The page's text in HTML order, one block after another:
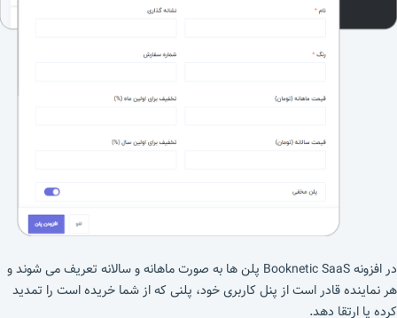
در افزونه Booknetic SaaS پلن ها به صورت ماهانه و سالانه تعریف می شوند و
هر نماینده قادر است از پنل کاربری خود، پلنی که از شما خریده است را تمدید
کرده یا ارتقا دهد.